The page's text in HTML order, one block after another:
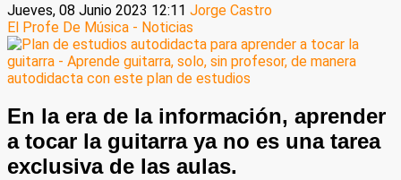
Jueves, 08 Junio 2023 12:11 Jorge Castro
El Profe De Música - Noticias
En la era de la información, aprender
a tocar la guitarra ya no es una tarea
exclusiva de las aulas.